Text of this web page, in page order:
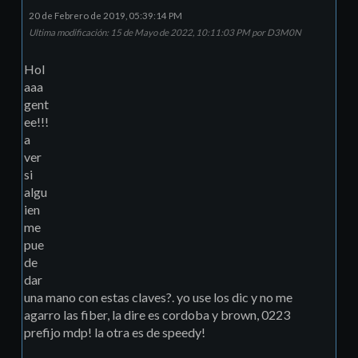
20 de Febrero de 2019, 05:39:14 PM
Ultima modificación: 15 de Mayo de 2022, 10:11:03 PM por D3M0N
Hol
aaa
gent
ee!!!
a
ver
si
algu
ien
me
pue
de
dar
una mano con estas claves?. yo use los dic y no me
agarro las fiber, la dire es cordoba y brown, 0223
prefijo mdp! la otra es de speedy!